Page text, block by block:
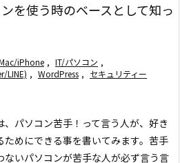
を使う時のベースとして知っ
iPhone , IT/パソコン ,
LINE) , WordPress , セキュリティー
、パソコン苦手！って言う人が、好き
ためにできる事を書いてみます。 苦手
ないパソコンが苦手な人が必ず言う言